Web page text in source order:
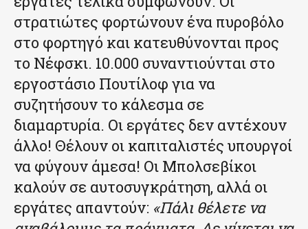
στρατιώτες φορτώνουν ένα πυροβόλο
στο φορτηγό και κατευθύνονται προς
το Νέφσκι. 10.000 συναντιούνται στο
εργοστάσιο Πουτίλοφ για να
συζητήσουν το κάλεσμα σε
διαμαρτυρία. Οι εργάτες δεν αντέχουν
άλλο! Θέλουν οι καπιταλιστές υπουργοί
να φύγουν άμεσα! Οι Μπολσεβίκοι
καλούν σε αυτοσυγκράτηση, αλλά οι
εργάτες απαντούν: «Πάλι θέλετε να